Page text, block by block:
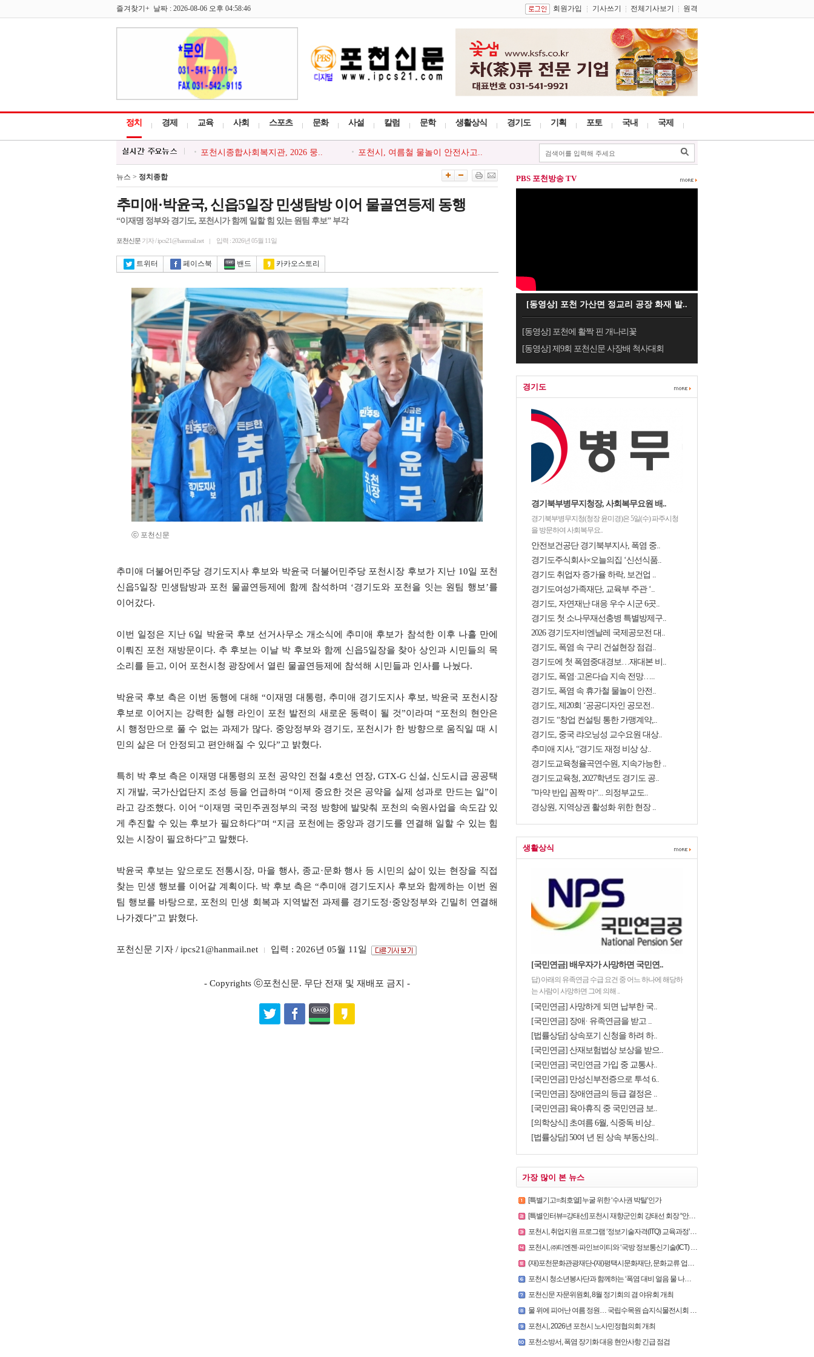
즐겨찾기+ 날짜 : 2026-08-06 오후 04:58:46 회원가입 기사쓰기 전체기사보기 원격
정치 경제 교육 사회 스포츠 문화 사설 칼럼 문학 생활상식 경기도 기획 포토 국내 국제
포천시종합사회복지관, 지역주민..
포천시, 한국공인중개사협회 포..
포천시 감사담당관, 찾아가는 읍..
포천시 드림스타트, `나를 지키..
포천시, 접경지역 특성 반영한 2..
포천소방서, 여름철 화재예방 중..
포천소방서, 소방시설 등 신고포..
포천시종합사회복지관, 2026 뭉..
포천시, 여름철 물놀이 안전사고..
뉴스 > 정치종합
추미애·박윤국, 신읍5일장 민생탐방 이어 물골연등제 동행
“이재명 정부와 경기도, 포천시가 함께 일할 힘 있는 원팀 후보” 부각
포천신문 기자 / ipcs21@hanmail.net 입력 : 2026년 05월 11일
트위터 페이스북 밴드 카카오스토리
ⓒ 포천신문
추미애 더불어민주당 경기도지사 후보와 박윤국 더불어민주당 포천시장 후보가 지난 10일 포천
신읍5일장 민생탐방과 포천 물골연등제에 함께 참석하며 ‘경기도와 포천을 잇는 원팀 행보’를
이어갔다.
이번 일정은 지난 6일 박윤국 후보 선거사무소 개소식에 추미애 후보가 참석한 이후 나흘 만에
이뤄진 포천 재방문이다. 추 후보는 이날 박 후보와 함께 신읍5일장을 찾아 상인과 시민들의 목
소리를 듣고, 이어 포천시청 광장에서 열린 물골연등제에 참석해 시민들과 인사를 나눴다.
박윤국 후보 측은 이번 동행에 대해 “이재명 대통령, 추미애 경기도지사 후보, 박윤국 포천시장
후보로 이어지는 강력한 실행 라인이 포천 발전의 새로운 동력이 될 것”이라며 “포천의 현안은
시 행정만으로 풀 수 없는 과제가 많다. 중앙정부와 경기도, 포천시가 한 방향으로 움직일 때 시
민의 삶은 더 안정되고 편안해질 수 있다”고 밝혔다.
특히 박 후보 측은 이재명 대통령의 포천 공약인 전철 4호선 연장, GTX-G 신설, 신도시급 공공택
지 개발, 국가산업단지 조성 등을 언급하며 “이제 중요한 것은 공약을 실제 성과로 만드는 일”이
라고 강조했다. 이어 “이재명 국민주권정부의 국정 방향에 발맞춰 포천의 숙원사업을 속도감 있
게 추진할 수 있는 후보가 필요하다”며 “지금 포천에는 중앙과 경기도를 연결해 일할 수 있는 힘
있는 시장이 필요하다”고 말했다.
박윤국 후보는 앞으로도 전통시장, 마을 행사, 종교·문화 행사 등 시민의 삶이 있는 현장을 직접
찾는 민생 행보를 이어갈 계획이다. 박 후보 측은 “추미애 경기도지사 후보와 함께하는 이번 원
팀 행보를 바탕으로, 포천의 민생 회복과 지역발전 과제를 경기도정·중앙정부와 긴밀히 연결해
나가겠다”고 밝혔다.
포천신문 기자 / ipcs21@hanmail.net 입력 : 2026년 05월 11일
- Copyrights ⓒ포천신문. 무단 전재 및 재배포 금지 -
PBS 포천방송 TV
[동영상] 포천 가산면 정교리 공장 화재 발..
[동영상] 포천에 활짝 핀 개나리꽃
[동영상] 제9회 포천신문 사장배 척사대회
경기도
경기북부병무지청장, 사회복무요원 배..
경기북부병무지청(청장 윤미경)은 5일(수) 파주시청
을 방문하여 사회복무요..
안전보건공단 경기북부지사, 폭염 중..
경기도주식회사×오늘의집 ‘신선식품..
경기도 취업자 증가율 하락, 보건업 ..
경기도여성가족재단, 교육부 주관 ‘..
경기도, 자연재난 대응 우수 시군 6곳..
경기도 첫 소나무재선충병 특별방제구..
2026 경기도자비엔날레 국제공모전 대..
경기도, 폭염 속 구리 건설현장 점검..
경기도에 첫 폭염중대경보…재대본 비..
경기도, 폭염·고온다습 지속 전망…..
경기도, 폭염 속 휴가철 물놀이 안전..
경기도, 제20회 ‘공공디자인 공모전..
경기도 “창업 컨설팅 통한 가맹계약,..
경기도, 중국 랴오닝성 교수요원 대상..
추미애 지사, “경기도 재정 비상 상..
경기도교육청율곡연수원, 지속가능한 ..
경기도교육청, 2027학년도 경기도 공..
”마약 반입 꼼짝 마“... 의정부교도..
경상원, 지역상권 활성화 위한 현장 ..
생활상식
[국민연금] 배우자가 사망하면 국민연..
답) 아래의 유족연금 수급 요건 중 어느 하나에 해당하
는 사람이 사망하면 그에 의해 ..
[국민연금] 사망하게 되면 납부한 국..
[국민연금] 장애· 유족연금을 받고 ..
[법률상담] 상속포기 신청을 하려 하..
[국민연금] 산재보험법상 보상을 받으..
[국민연금] 국민연금 가입 중 교통사..
[국민연금] 만성신부전증으로 투석 6..
[국민연금] 장애연금의 등급 결정은 ..
[국민연금] 육아휴직 중 국민연금 보..
[의학상식] 초여름 6월, 식중독 비상..
[법률상담] 50여 년 된 상속 부동산의..
가장 많이 본 뉴스
[특별기고=최호열] 누굴 위한 ‘수사권 박탈’인가
[특별인터뷰=강태선] 포천시 재향군인회 강태선 회장 “안보의식 확립과 지역사회 봉사로 신뢰받는 향군 만..
포천시, 취업지원 프로그램 ‘정보기술자격(ITQ) 교육과정’ 운영
포천시, ㈜티엔젠·파인브이티와 ‘국방 정보통신기술(ICT) 융합보안’ 업무협약 체결
(재)포천문화관광재단-(재)평택시문화재단, 문화교류 업무협약 체결
포천시 청소년봉사단과 함께하는 ‘폭염 대비 얼음 물 나눔’ 캠페인 실시
포천신문 자문위원회, 8월 정기회의 겸 야유회 개최
물 위에 피어난 여름 정원… 국립수목원 습지식물전시회 개최
포천시, 2026년 포천시 노사민정협의회 개최
포천소방서, 폭염 장기화 대응 현안사항 긴급 점검